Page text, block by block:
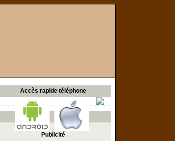
Accès rapide téléphone
Publicité